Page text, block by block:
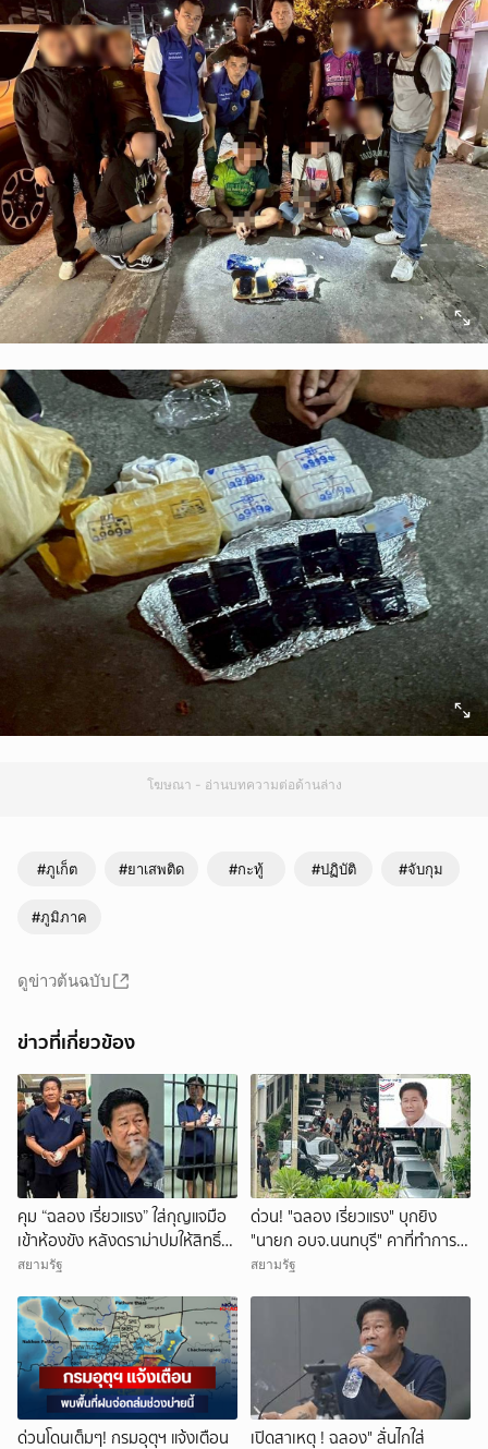
โฆษณา - อ่านบทความต่อด้านล่าง
#ภูเก็ต #ยาเสพติด #กะทู้ #ปฏิบัติ #จับกุม
#ภูมิภาค
ดูข่าวต้นฉบับ
ข่าวที่เกี่ยวข้อง
คุม “ฉลอง เรี่ยวแรง” ใส่กุญแจมือ
เข้าห้องขัง หลังดราม่าปมให้สิทธิ์
สัมภาษณ์-สูบบุหรี่
สยามรัฐ
ด่วน! "ฉลอง เรี่ยวแรง" บุกยิง
"นายก อบจ.นนทบุรี" คาที่ทำการ
อบจ.นนทบุรี
สยามรัฐ
ด่วนโดนเต็มๆ! กรมอุตุฯ แจ้งเตือน เปิดสาเหตุ ! ฉลอง" ลั่นไกใส่